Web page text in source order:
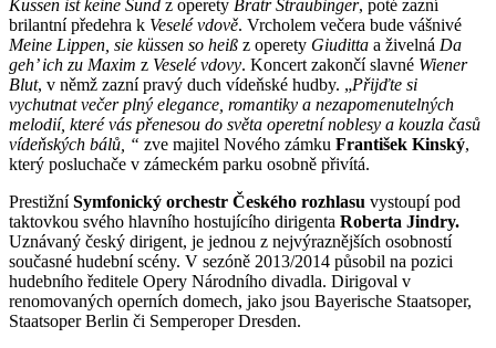
Küssen ist keine Sünd z operety Bratr Straubinger, poté zazní
brilantní předehra k Veselé vdově. Vrcholem večera bude vášnivé
Meine Lippen, sie küssen so heiß z operety Giuditta a živelná Da
geh’ ich zu Maxim z Veselé vdovy. Koncert zakončí slavné Wiener
Blut, v němž zazní pravý duch vídeňské hudby. „Přijďte si
vychutnat večer plný elegance, romantiky a nezapomenutelných
melodií, které vás přenesou do světa operetní noblesy a kouzla časů
vídeňských bálů, “ zve majitel Nového zámku František Kinský,
který posluchače v zámeckém parku osobně přivítá.
PrestižníSymfonický orchestr Českého rozhlasu vystoupí pod
taktovkou svého hlavního hostujícího dirigenta Roberta Jindry.
Uznávaný český dirigent, je jednou z nejvýraznějších osobností
současné hudební scény. V sezóně 2013/2014 působil na pozici
hudebního ředitele Opery Národního divadla. Dirigoval v
renomovaných operních domech, jako jsou Bayerische Staatsoper,
Staatsoper Berlin či Semperoper Dresden.